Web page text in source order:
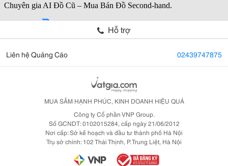
Hỗ trợ
Liên hệ Quảng Cáo 02439747875
MUA SẮM HẠNH PHÚC, KINH DOANH HIỆU QUẢ
Công ty Cổ phần VNP Group.
Số GCNDT: 0102015284, cấp ngày 21/06/2012
Nơi cấp: Sở kế hoạch và đầu tư thành phố Hà Nội
Trụ sở chính: 102 Thái Thịnh, P. Trung Liệt, Hà Nội